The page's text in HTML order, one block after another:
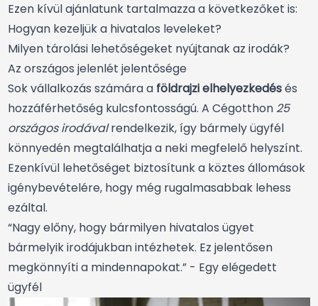
Ezen kívül ajánlatunk tartalmazza a következőket is:
Hogyan kezeljük a hivatalos leveleket?
Milyen tárolási lehetőségeket nyújtanak az irodák?
Az országos jelenlét jelentősége
Sok vállalkozás számára a földrajzi elhelyezkedésés
hozzáférhetőség kulcsfontosságú. A Cégotthon 25
országos irodávalrendelkezik, így bármely ügyfél
könnyedén megtalálhatja a neki megfelelő helyszínt.
Ezenkívül lehetőséget biztosítunk a köztes állomások
igénybevételére, hogy még rugalmasabbak lehess
ezáltal.
“Nagy előny, hogy bármilyen hivatalos ügyet
bármelyik irodájukban intézhetek. Ez jelentősen
megkönnyíti a mindennapokat.” - Egy elégedett
ügyfél